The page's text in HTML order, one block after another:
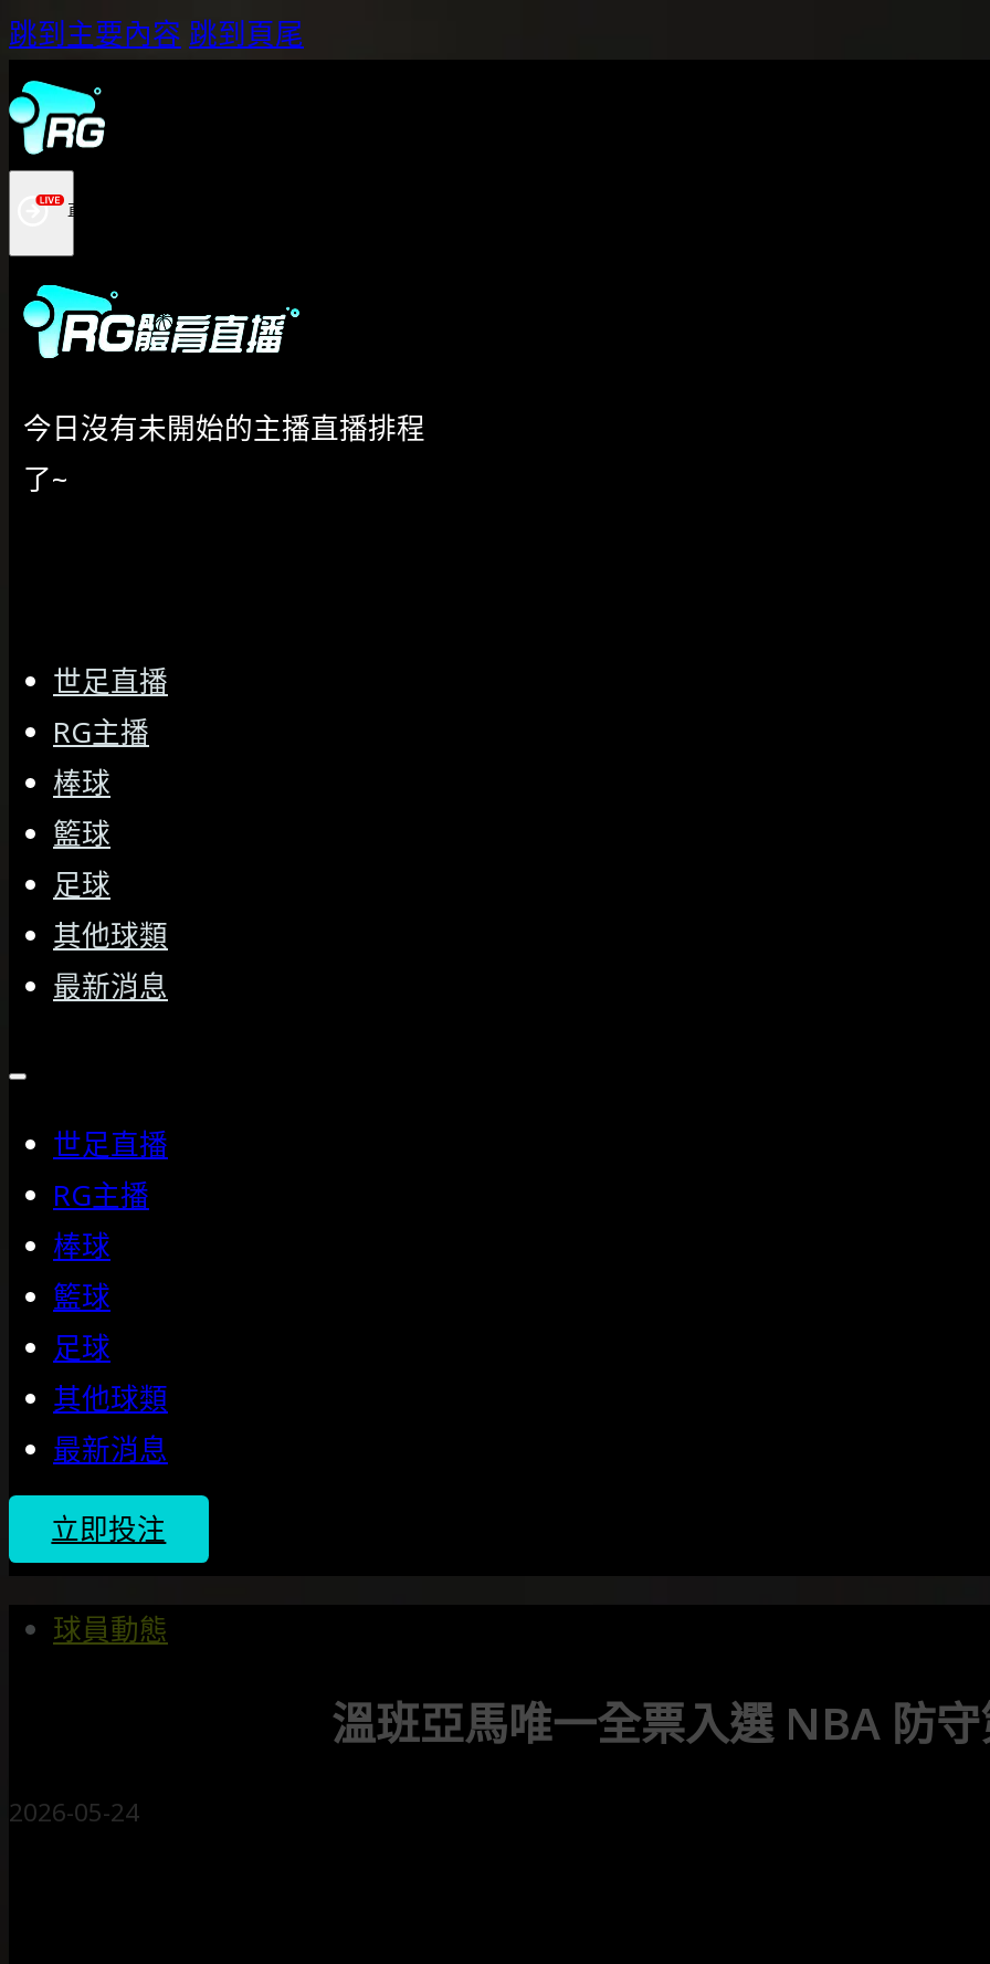
跳到主要內容 跳到頁尾
今日沒有未開始的主播直播排程
了~
世足直播
RG主播
棒球
籃球
足球
其他球類
最新消息
世足直播
RG主播
棒球
籃球
足球
其他球類
最新消息
立即投注
球員動態
溫班亞馬唯一全票入選 NBA 防
2026-05-24